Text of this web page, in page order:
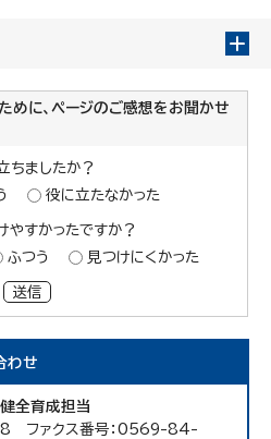
めに、ページのご感想をお聞かせ
ちましたか？
役に立たなかった
やすかったですか？
ふつう 見つけにくかった
送信
わせ
全育成担当
ファクス番号：0569-84-